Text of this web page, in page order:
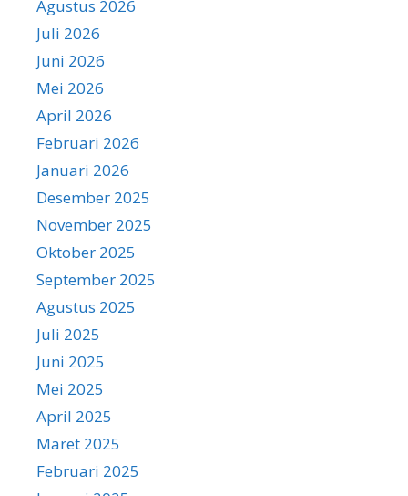
Agustus 2026
Juli 2026
Juni 2026
Mei 2026
April 2026
Februari 2026
Januari 2026
Desember 2025
November 2025
Oktober 2025
September 2025
Agustus 2025
Juli 2025
Juni 2025
Mei 2025
April 2025
Maret 2025
Februari 2025